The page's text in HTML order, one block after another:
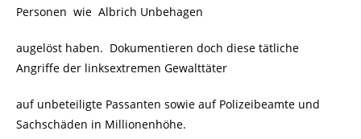
Personen wie Albrich Unbehagen
augelöst haben. Dokumentieren doch diese tätliche
Angriffe der linksextremen Gewalttäter
auf unbeteiligte Passanten sowie auf Polizeibeamte und
Sachschäden in Millionenhöhe.